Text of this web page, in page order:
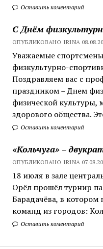
Оставить коментарий
С Днём
ОПУБЛИКОВАНО IRINA
Уважаемые
физкультурно-
Поздравляем вас с
праздником – Днем
физической культуры,
здорового общества.
Оставить коментарий
«Кольчуга» –
ОПУБЛИКОВАНО IRINA
18 июля в зале
Орёл прошёл турнир
Барадачёва, в котором
команд из городов:
Оставить коментарий